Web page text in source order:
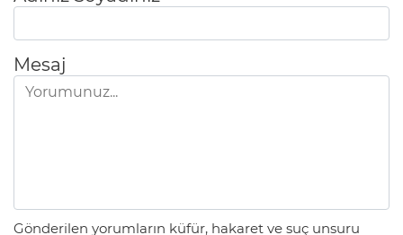
Mesaj
Gönderilen yorumların küfür, hakaret ve suç unsuru